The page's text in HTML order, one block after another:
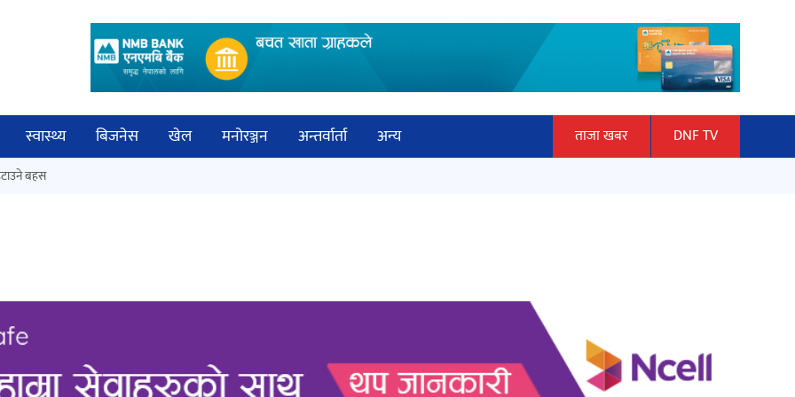
स्वास्थ्य बिजनेस खेल मनोरञ्जन अन्तर्वार्ता
अन्य
ताजा खबर DNF TV
औपचारिक सेवा सञ्चालनमा
हलमा छैन ‘गौँथली’को टिकट
बहस